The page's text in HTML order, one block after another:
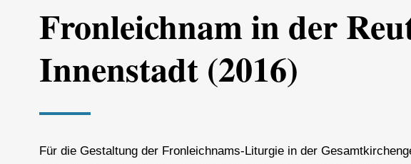
Fronleichnam in der
Innenstadt (2016)
Für die Gestaltung der Fronleichnams-Liturgie in der